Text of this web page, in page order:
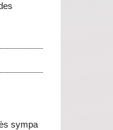
sympa